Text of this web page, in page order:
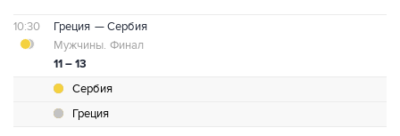
10:30 Греция — Сербия
11 – 13
Мужчины. Финал
Сербия
Греция